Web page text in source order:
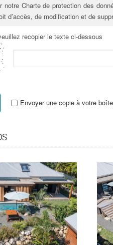
notre Charte de protection des
d’accès, de modification et de
recopier le texte ci-dessous
Envoyer une copie à votre